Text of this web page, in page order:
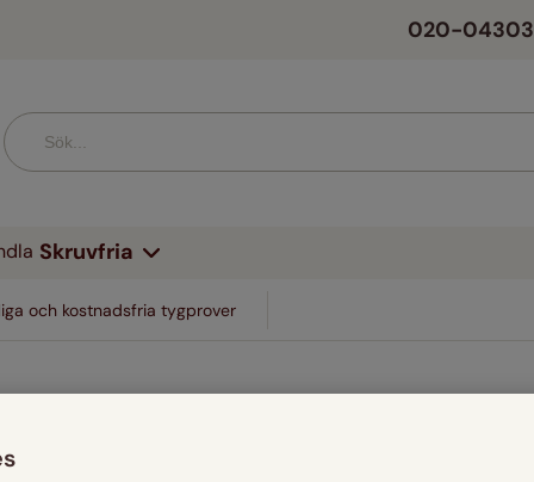
020-
Persienner
& Blad
Natur
Material
Linnemix
Skruvfria
Modell
Rullgardiner V&A William Morris
och kostnadsfria tygprover